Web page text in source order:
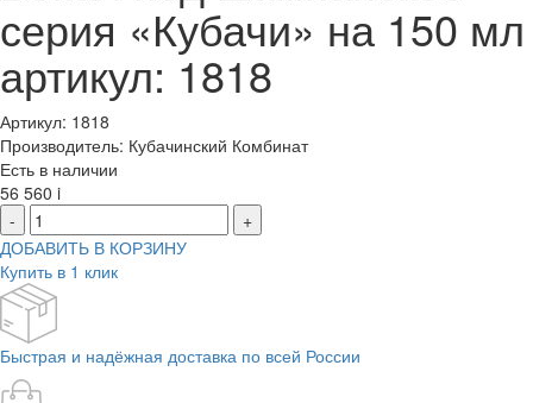
серия «Кубачи» на 150 мл
артикул: 1818
Артикул: 1818
Производитель: Кубачинский Комбинат
Есть в наличии
56 560 i
-
+
ДОБАВИТЬ В КОРЗИНУ
Купить в 1 клик
Быстрая и надёжная доставка по всей России